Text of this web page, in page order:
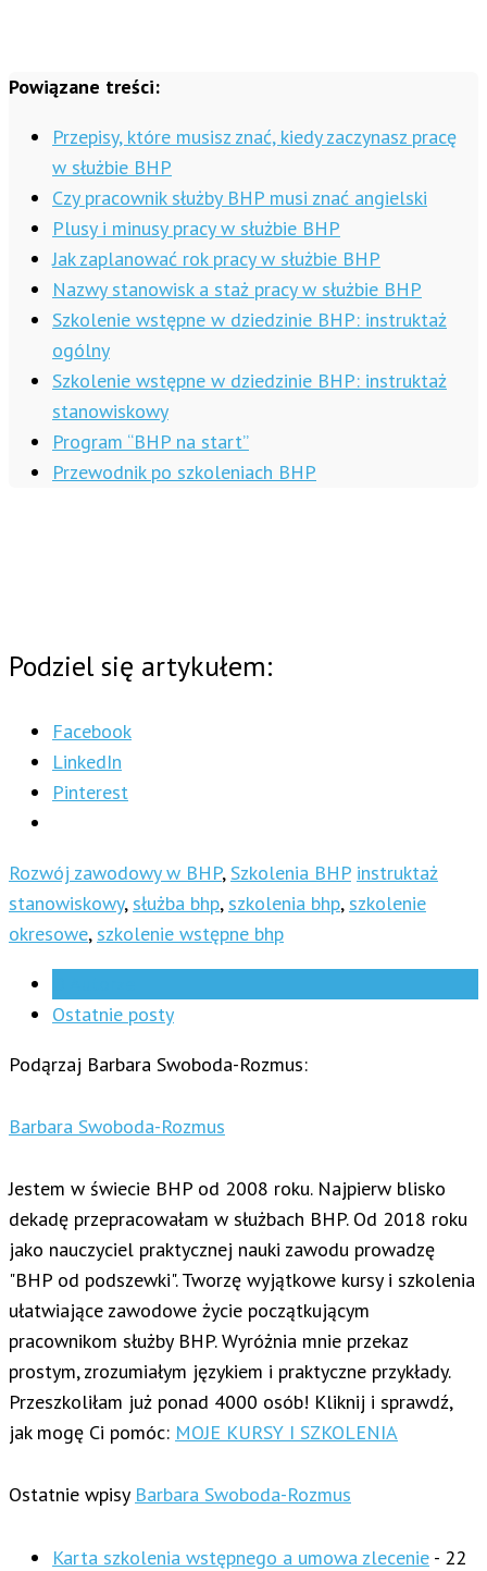
Powiązane treści:
Przepisy, które musisz znać, kiedy zaczynasz pracę
w służbie BHP
Czy pracownik służby BHP musi znać angielski
Plusy i minusy pracy w służbie BHP
Jak zaplanować rok pracy w służbie BHP
Nazwy stanowisk a staż pracy w służbie BHP
Szkolenie wstępne w dziedzinie BHP: instruktaż
ogólny
Szkolenie wstępne w dziedzinie BHP: instruktaż
stanowiskowy
Program “BHP na start”
Przewodnik po szkoleniach BHP
Podziel się artykułem:
Facebook
LinkedIn
Pinterest
Rozwój zawodowy w BHP, Szkolenia BHP instruktaż
stanowiskowy, służba bhp, szkolenia bhp, szkolenie
okresowe, szkolenie wstępne bhp
Ostatnie posty
Podąrzaj Barbara Swoboda-Rozmus:
Barbara Swoboda-Rozmus
Jestem w świecie BHP od 2008 roku. Najpierw blisko
dekadę przepracowałam w służbach BHP. Od 2018 roku
jako nauczyciel praktycznej nauki zawodu prowadzę
"BHP od podszewki". Tworzę wyjątkowe kursy i szkolenia
ułatwiające zawodowe życie początkującym
pracownikom służby BHP. Wyróżnia mnie przekaz
prostym, zrozumiałym językiem i praktyczne przykłady.
Przeszkoliłam już ponad 4000 osób! Kliknij i sprawdź,
jak mogę Ci pomóc: MOJE KURSY I SZKOLENIA
Ostatnie wpisy Barbara Swoboda-Rozmus
Karta szkolenia wstępnego a umowa zlecenie - 22